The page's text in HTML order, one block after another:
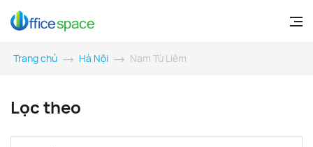
Trang chủ Hà Nội Nam Từ Liêm
Lọc theo